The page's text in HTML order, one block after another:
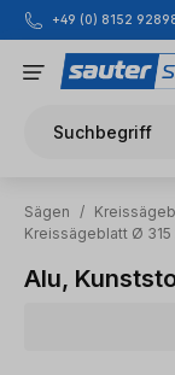
Zum Hauptinhalt
+49 (0) 8152
Suchbegriff
Sägen /
Kreissägeblatt Ø 315
Alu,